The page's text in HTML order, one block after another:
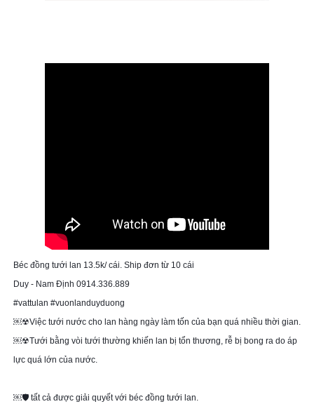
Béc đồng tưới lan 13.5k/ cái. Ship đơn từ 10 cái
Duy - Nam Định 0914.336.889
#vattulan #vuonlanduyduong
￼☢Việc tưới nước cho lan hàng ngày làm tốn của bạn quá nhiều thời gian.
￼☢Tưới bằng vòi tưới thường khiến lan bị tổn thương, rễ bị bong ra do áp
lực quá lớn của nước.
￼🛡 tất cả được giải quyết với béc đồng tưới lan.